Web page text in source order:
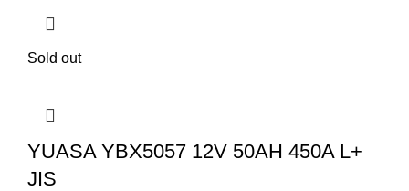
Sold out
YUASA YBX5057 12V 50AH 450A L+
JIS